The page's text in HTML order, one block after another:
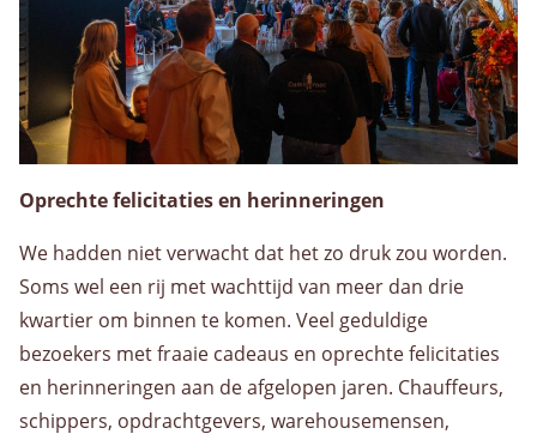
Oprechte felicitaties en herinneringen
We hadden niet verwacht dat het zo druk zou worden.
Soms wel een rij met wachttijd van meer dan drie
kwartier om binnen te komen. Veel geduldige
bezoekers met fraaie cadeaus en oprechte felicitaties
en herinneringen aan de afgelopen jaren. Chauffeurs,
schippers, opdrachtgevers, warehousemensen,